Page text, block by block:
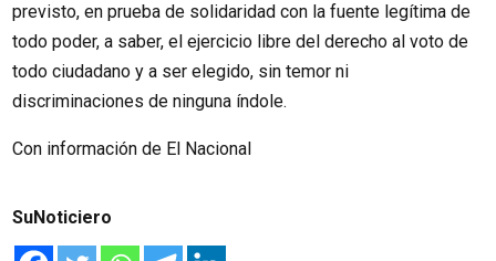
previsto, en prueba de solidaridad con la fuente legítima de
todo poder, a saber, el ejercicio libre del derecho al voto de
todo ciudadano y a ser elegido, sin temor ni
discriminaciones de ninguna índole.
Con información de El Nacional
SuNoticiero